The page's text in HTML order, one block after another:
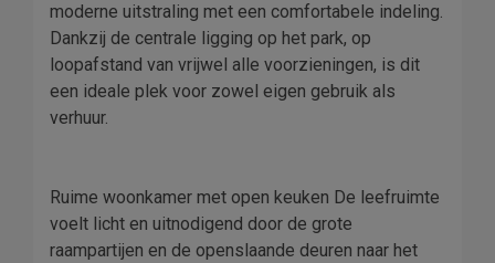
moderne uitstraling met een comfortabele indeling.
Dankzij de centrale ligging op het park, op
loopafstand van vrijwel alle voorzieningen, is dit
een ideale plek voor zowel eigen gebruik als
verhuur.
Ruime woonkamer met open keuken De leefruimte
voelt licht en uitnodigend door de grote
raampartijen en de openslaande deuren naar het